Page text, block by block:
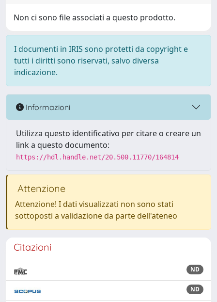
Non ci sono file associati a questo prodotto.
I documenti in IRIS sono protetti da copyright e
tutti i diritti sono riservati, salvo diversa
indicazione.
Informazioni
Utilizza questo identificativo per citare o creare un
link a questo documento:
https://hdl.handle.net/20.500.11770/164814
Attenzione
Attenzione! I dati visualizzati non sono stati
sottoposti a validazione da parte dell'ateneo
Citazioni
ND
ND